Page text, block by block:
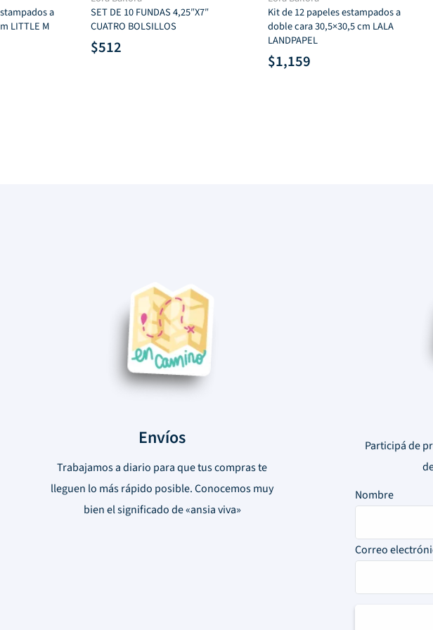
a
LITTLE M
SET DE 10 FUNDAS 4,25″X7″
CUATRO BOLSILLOS
$512
Kit de 12 papeles estampados a
doble cara 30,5×30,5 cm LALA
LANDPAPEL
$1,159
Envíos
Trabajamos a diario para que tus compras te
lleguen lo más rápido posible. Conocemos muy
bien el significado de «ansia viva»
Participá de
Nombre
Correo